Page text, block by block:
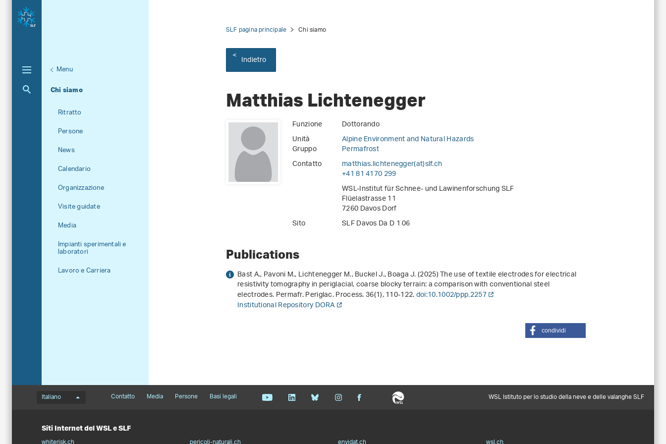
Menu
Chi siamo
Aktuelle Navigation
Ritratto
Persone
News
Calendario
Organizzazione
Visite guidate
Media
Impianti sperimentali e
laboratori
Lavoro e Carriera
SLF pagina principale Chi siamo
Indietro
Matthias Lichtenegger
Funzione
Dottorando
Unità
Alpine Environment and Natural Hazards
Gruppo
Permafrost
Contatto
matthias.lichtenegger(at)slf.ch
+41 81 4170 299
WSL-Institut für Schnee- und Lawinenforschung SLF
Flüelastrasse 11
7260 Davos Dorf
Sito
SLF Davos Da D 1 06
Publications
Bast A., Pavoni M., Lichtenegger M., Buckel J., Boaga J. (2025) The use of textile electrodes for electrical
resistivity tomography in periglacial, coarse blocky terrain: a comparison with conventional steel
electrodes. Permafr. Periglac. Process.36(1), 110-122.doi:10.1002/ppp.2257
Institutional Repository DORA
condividi
Menu della lingua
Italiano
Footernavigation
Contatto Media Persone Basi legali WSL Istituto per lo studio della neve e delle valanghe SLF
Siti Internet del WSL e SLF